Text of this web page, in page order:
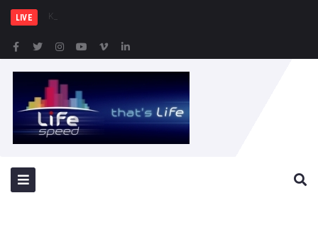
LIVE ΚΚΕ: Σε μια περιοχή π